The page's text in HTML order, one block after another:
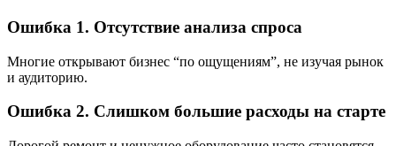
Ошибка 1. Отсутствие анализа спроса
Многие открывают бизнес “по ощущениям”, не изучая рынок
и аудиторию.
Ошибка 2. Слишком большие расходы на старте